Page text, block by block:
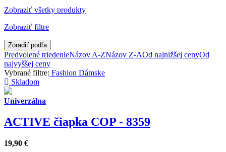
Zobraziť všetky produkty
Zobraziť filtre
Zoradiť podľa
Predvolené triedenieNázov A-ZNázov Z-AOd najnižšej cenyOd
najvyššej ceny
Vybrané filtre: Fashion Dámske
Skladom
Univerzálna
ACTIVE čiapka COP - 8359
19,90 €